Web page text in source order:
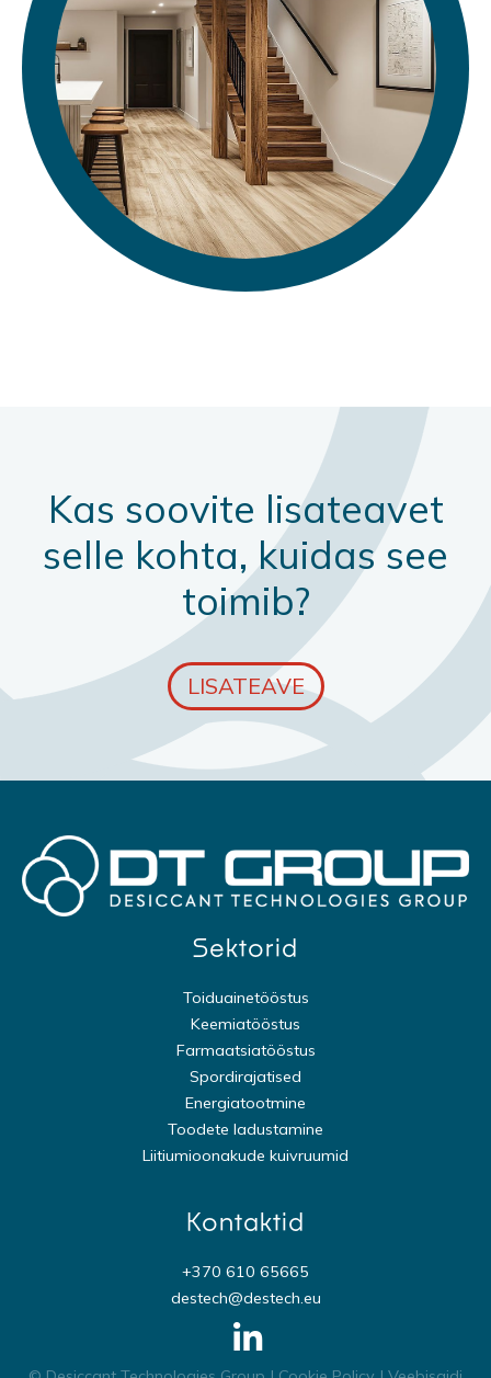
Kas soovite lisateavet
selle kohta, kuidas see
toimib?
LISATEAVE
Sektorid
Toiduainetööstus
Keemiatööstus
Farmaatsiatööstus
Spordirajatised
Energiatootmine
Toodete ladustamine
Liitiumioonakude kuivruumid
Kontaktid
+370 610 65665
destech@destech.eu